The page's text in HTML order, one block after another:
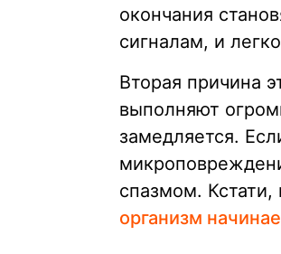
окончания
сигналам, и
Вторая причина
выполняют
замедляется.
спазмом.
организм